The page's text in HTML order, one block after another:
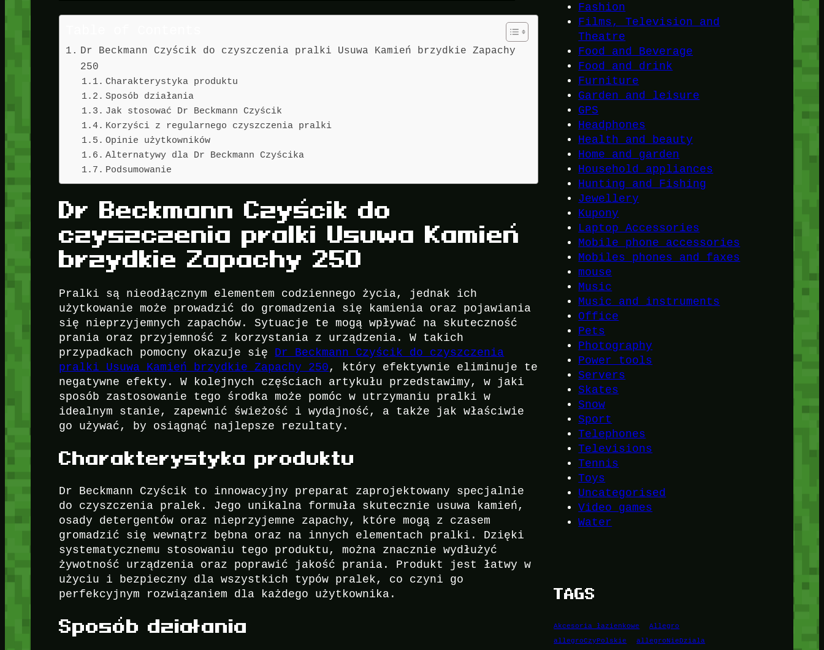
Dr Beckmann Czyścik do czyszczenia pralki Usuwa Kamień brzydkie Zapachy
250
Charakterystyka produktu
Sposób działania
Jak stosować Dr Beckmann Czyścik
Korzyści z regularnego czyszczenia pralki
Opinie użytkowników
Alternatywy dla Dr Beckmann Czyścika
Podsumowanie
Dr Beckmann Czyścik do
czyszczenia pralki Usuwa Kamień
brzydkie Zapachy 250
Pralki są nieodłącznym elementem codziennego życia, jednak ich
użytkowanie może prowadzić do gromadzenia się kamienia oraz pojawiania
się nieprzyjemnych zapachów. Sytuacje te mogą wpływać na skuteczność
prania oraz przyjemność z korzystania z urządzenia. W takich
przypadkach pomocny okazuje się Dr Beckmann Czyścik do czyszczenia
pralki Usuwa Kamień brzydkie Zapachy 250 , który efektywnie eliminuje te
negatywne efekty. W kolejnych częściach artykułu przedstawimy, w jaki
sposób zastosowanie tego środka może pomóc w utrzymaniu pralki w
idealnym stanie, zapewnić świeżość i wydajność, a także jak właściwie
go używać, by osiągnąć najlepsze rezultaty.
Charakterystyka produktu
Dr Beckmann Czyścik to innowacyjny preparat zaprojektowany specjalnie
do czyszczenia pralek. Jego unikalna formuła skutecznie usuwa kamień,
osady detergentów oraz nieprzyjemne zapachy, które mogą z czasem
gromadzić się wewnątrz bębna oraz na innych elementach pralki. Dzięki
systematycznemu stosowaniu tego produktu, można znacznie wydłużyć
żywotność urządzenia oraz poprawić jakość prania. Produkt jest łatwy w
użyciu i bezpieczny dla wszystkich typów pralek, co czyni go
perfekcyjnym rozwiązaniem dla każdego użytkownika.
Sposób działania
Fashion
Films, Television and
Theatre
Food and Beverage
Food and drink
Furniture
Garden and leisure
GPS
Headphones
Health and beauty
Home and garden
Household appliances
Hunting and Fishing
Jewellery
Kupony
Laptop Accessories
Mobile phone accessories
Mobiles phones and faxes
mouse
Music
Music and instruments
Office
Pets
Photography
Power tools
Servers
Skates
Snow
Sport
Telephones
Televisions
Tennis
Toys
Uncategorised
Video games
Water
TAGS
Akcesoria łazienkowe
Allegro
allegroCzyPolskie
allegroNieDziala